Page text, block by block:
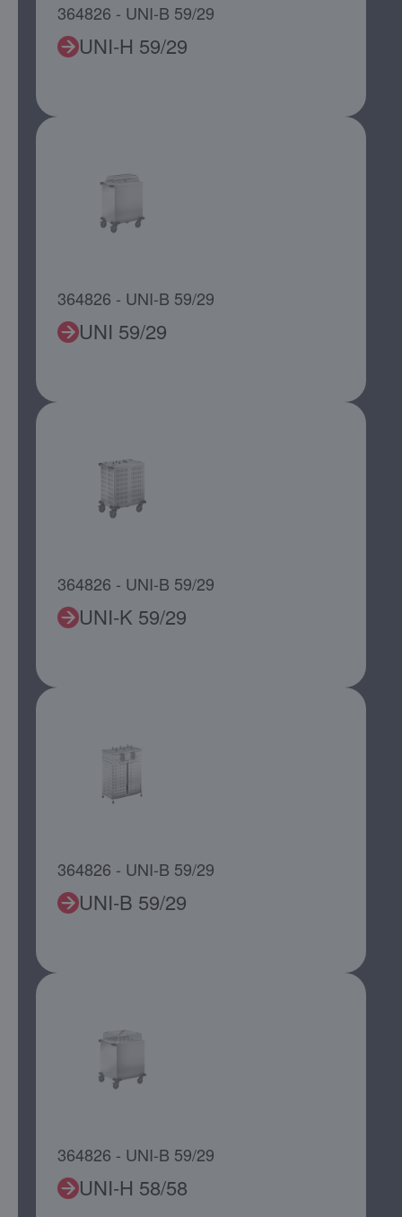
364826 - UNI-B 59/29
UNI-H 59/29
364826 - UNI-B 59/29
UNI 59/29
364826 - UNI-B 59/29
UNI-K 59/29
364826 - UNI-B 59/29
UNI-B 59/29
364826 - UNI-B 59/29
UNI-H 58/58